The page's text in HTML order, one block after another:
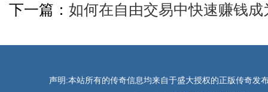
下一篇： 如何在自由交易中快速赚钱
声明:本站所有的传奇信息均来自于盛大授权的正版传奇发